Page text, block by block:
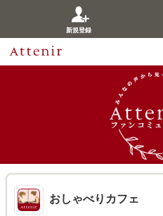
新規登録
おしゃべりカフェ